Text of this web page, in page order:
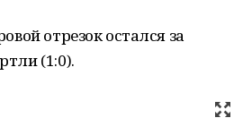
отрезок остался за
(1:0).